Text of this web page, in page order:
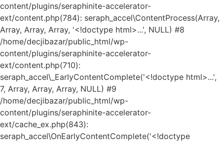
Kako mogu da
pomognem?
content/plugins/seraphinite-accelerator-
ext/content.php(784): seraph_accel\ContentProcess(Array,
Array, Array, Array, '<!doctype html>...', NULL) #8
/home/decjibazar/public_html/wp-
content/plugins/seraphinite-accelerator-
ext/content.php(710):
seraph_accel\_EarlyContentComplete('<!doctype html>...',
7, Array, Array, Array, NULL) #9
/home/decjibazar/public_html/wp-
content/plugins/seraphinite-accelerator-
ext/cache_ex.php(843):
seraph_accel\OnEarlyContentComplete('<!doctype